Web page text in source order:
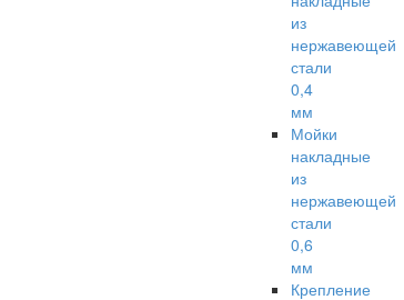
из
нержавеющей
стали
0,4
мм
Мойки
накладные
из
нержавеющей
стали
0,6
мм
Крепление